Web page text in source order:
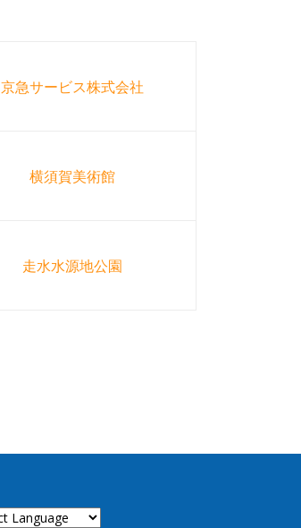
京急サービス株式会社
横須賀美術館
走水水源地公園